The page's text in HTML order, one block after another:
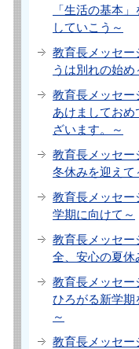
「生活の基本
していこう～
教育長メッセ
うは別れの始め
教育長メッセ
あけましておめ
ざいます。～
教育長メッセ
冬休みを迎えて
教育長メッセー
学期に向けて～
教育長メッセー
全、安心の夏休
教育長メッセ
ひろがる新学期
～
教育長メッセ